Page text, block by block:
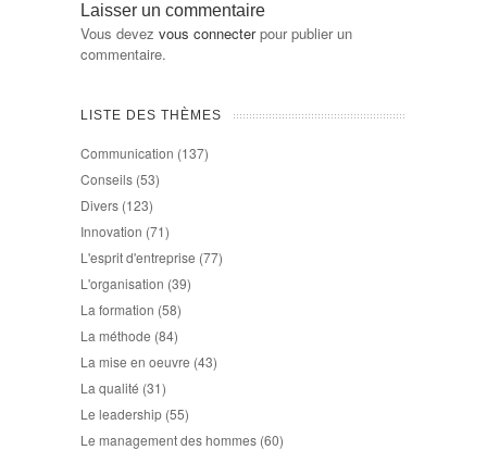
Laisser un commentaire
Vous devez vous connecterpour publier un
commentaire.
LISTE DES THÈMES
Communication (137)
Conseils (53)
Divers (123)
Innovation (71)
L'esprit d'entreprise (77)
L'organisation (39)
La formation (58)
La méthode (84)
La mise en oeuvre (43)
La qualité (31)
Le leadership (55)
Le management des hommes (60)